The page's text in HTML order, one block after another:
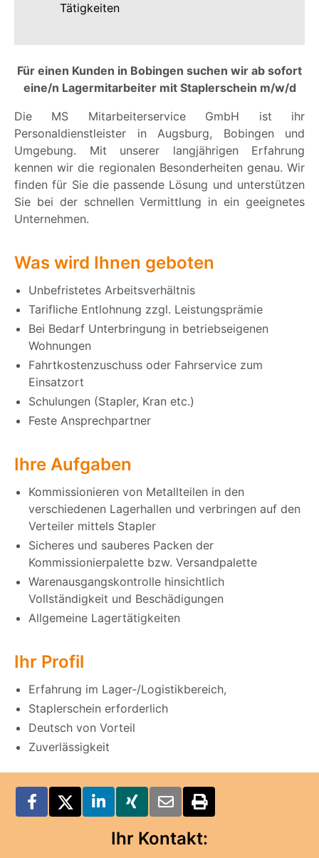
Für einen Kunden in Bobingen suchen wir ab sofort
eine/n Lagermitarbeiter mit Staplerschein m/w/d
Die MS Mitarbeiterservice GmbH ist ihr
Personaldienstleister in Augsburg, Bobingen und
Umgebung. Mit unserer langjährigen Erfahrung
kennen wir die regionalen Besonderheiten genau. Wir
finden für Sie die passende Lösung und unterstützen
Sie bei der schnellen Vermittlung in ein geeignetes
Unternehmen.
Was wird Ihnen geboten
Unbefristetes Arbeitsverhältnis
Tarifliche Entlohnung zzgl. Leistungsprämie
Bei Bedarf Unterbringung in betriebseigenen
Wohnungen
Fahrtkostenzuschuss oder Fahrservice zum
Einsatzort
Schulungen (Stapler, Kran etc.)
Feste Ansprechpartner
Ihre Aufgaben
Kommissionieren von Metallteilen in den
verschiedenen Lagerhallen und verbringen auf den
Verteiler mittels Stapler
Sicheres und sauberes Packen der
Kommissionierpalette bzw. Versandpalette
Warenausgangskontrolle hinsichtlich
Vollständigkeit und Beschädigungen
Allgemeine Lagertätigkeiten
Ihr Profil
Erfahrung im Lager-/Logistikbereich,
Staplerschein erforderlich
Deutsch von Vorteil
Zuverlässigkeit
Tätigkeiten
Ihr Kontakt: